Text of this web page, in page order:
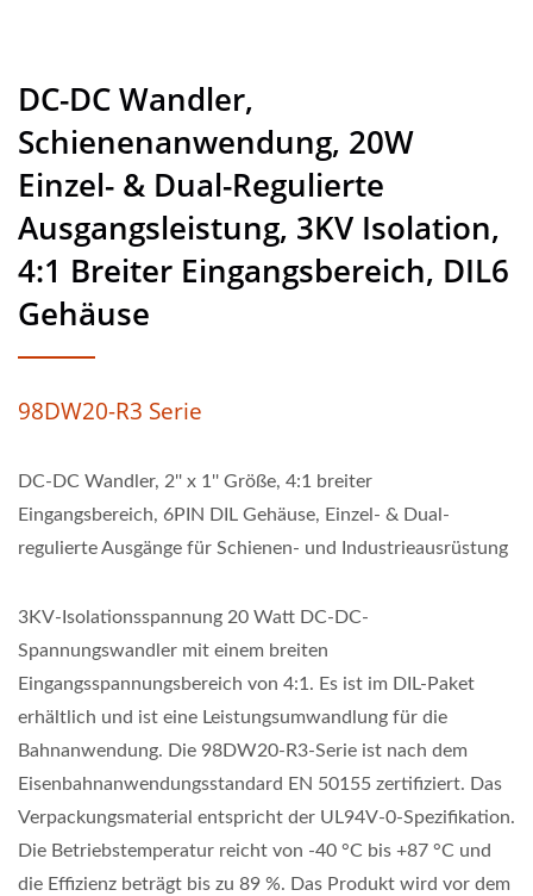
DC-DC Wandler,
Schienenanwendung, 20W
Einzel- & Dual-Regulierte
Ausgangsleistung, 3KV Isolation,
4:1 Breiter Eingangsbereich, DIL6
Gehäuse
98DW20-R3 Serie
DC-DC Wandler, 2'' x 1'' Größe, 4:1 breiter
Eingangsbereich, 6PIN DIL Gehäuse, Einzel- & Dual-
regulierte Ausgänge für Schienen- und Industrieausrüstung
3KV-Isolationsspannung 20 Watt DC-DC-
Spannungswandler mit einem breiten
Eingangsspannungsbereich von 4:1. Es ist im DIL-Paket
erhältlich und ist eine Leistungsumwandlung für die
Bahnanwendung. Die 98DW20-R3-Serie ist nach dem
Eisenbahnanwendungsstandard EN 50155 zertifiziert. Das
Verpackungsmaterial entspricht der UL94V-0-Spezifikation.
Die Betriebstemperatur reicht von -40 °C bis +87 °C und
die Effizienz beträgt bis zu 89 %. Das Produkt wird vor dem